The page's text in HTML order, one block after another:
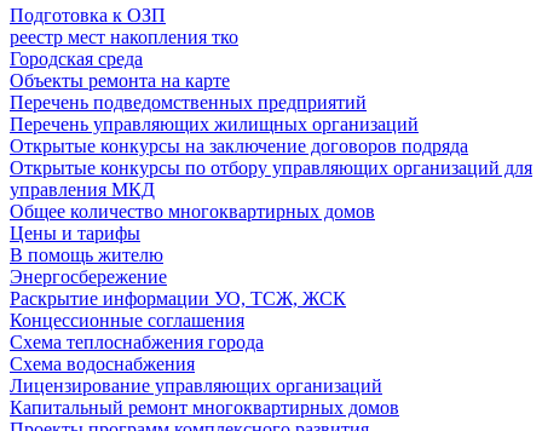
Подготовка к ОЗП
реестр мест накопления тко
Городская среда
Объекты ремонта на карте
Перечень подведомственных предприятий
Перечень управляющих жилищных организаций
Открытые конкурсы на заключение договоров подряда
Открытые конкурсы по отбору управляющих организаций для
управления МКД
Общее количество многоквартирных домов
Цены и тарифы
В помощь жителю
Энергосбережение
Раскрытие информации УО, ТСЖ, ЖСК
Концессионные соглашения
Схема теплоснабжения города
Схема водоснабжения
Лицензирование управляющих организаций
Капитальный ремонт многоквартирных домов